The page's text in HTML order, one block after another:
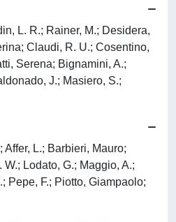
L. R.; Rainer, M.; Desidera,
Claudi, R. U.; Cosentino,
Serena; Bignamini, A.;
J.; Masiero, S.;
L.; Barbieri, Mauro;
Lodato, G.; Maggio, A.;
Pepe, F.; Piotto, Giampaolo;